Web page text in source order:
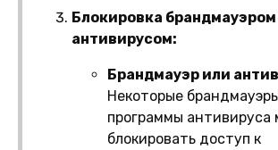
Блокировка
антивирусом:
Брандмауэр или
Некоторые
программы антивируса
блокировать доступ к